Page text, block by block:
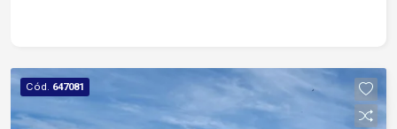
sala com balcões e mesas, equipada com ar-
condicionado Quintal nos fundos Refeitório com
cozinha, forno e churrasqueira Segundo Andar 3
Cód. 647081